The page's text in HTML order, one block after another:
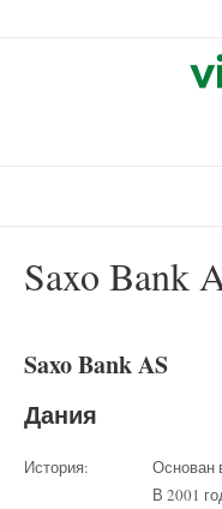
Saxo Bank
Saxo Bank AS
Дания
История:
Основан
В 2001